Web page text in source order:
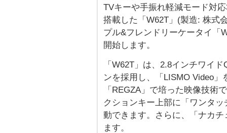
TVキーや手振れ軽減モード対
搭載した「W62T」(製造: 株式
プル&フレンドリーケータイ「
開始します。
「W62T」は、2.8インチワイ
ンを採用し、「LISMO Video
「REGZA」で培った映像技術
クションキー上部に「ワンタ
動できます。さらに、「ナカ
ます。